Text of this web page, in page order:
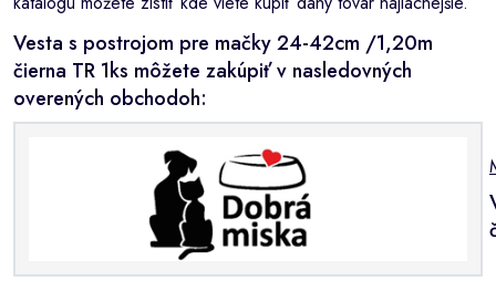
Vesta s postrojom pre mačky 24-42cm /1,20m
čierna TR 1ks môžete zakúpiť v nasledovných
overených obchodoh: